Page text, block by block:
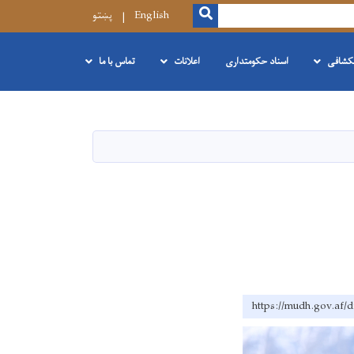
SEARCH
English پښتو
اسناد حکومتداری اعلانات تماس با ما
https://mudh.gov.af/